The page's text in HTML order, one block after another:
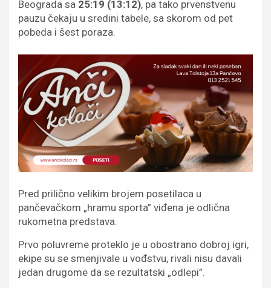
Beograda sa 25:19 (13:12), pa tako prvenstvenu
pauzu čekaju u sredini tabele, sa skorom od pet
pobeda i šest poraza.
Pred prilično velikim brojem posetilaca u
pančevačkom „hramu sporta” viđena je odlična
rukometna predstava.
Prvo poluvreme proteklo je u obostrano dobroj igri,
ekipe su se smenjivale u vođstvu, rivali nisu davali
jedan drugome da se rezultatski „odlepi”.